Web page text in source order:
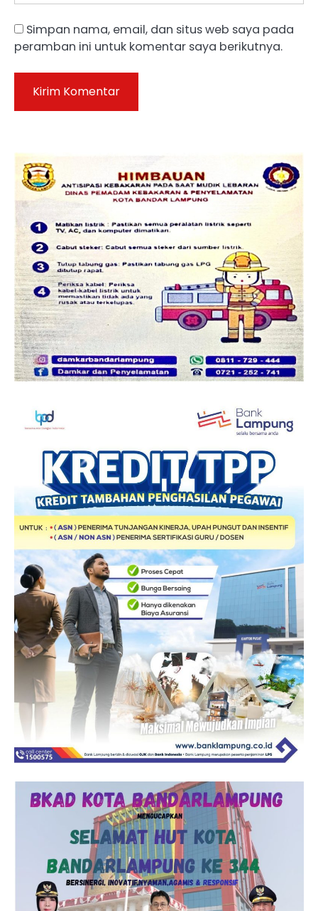
Simpan nama, email, dan situs web saya pada
peramban ini untuk komentar saya berikutnya.